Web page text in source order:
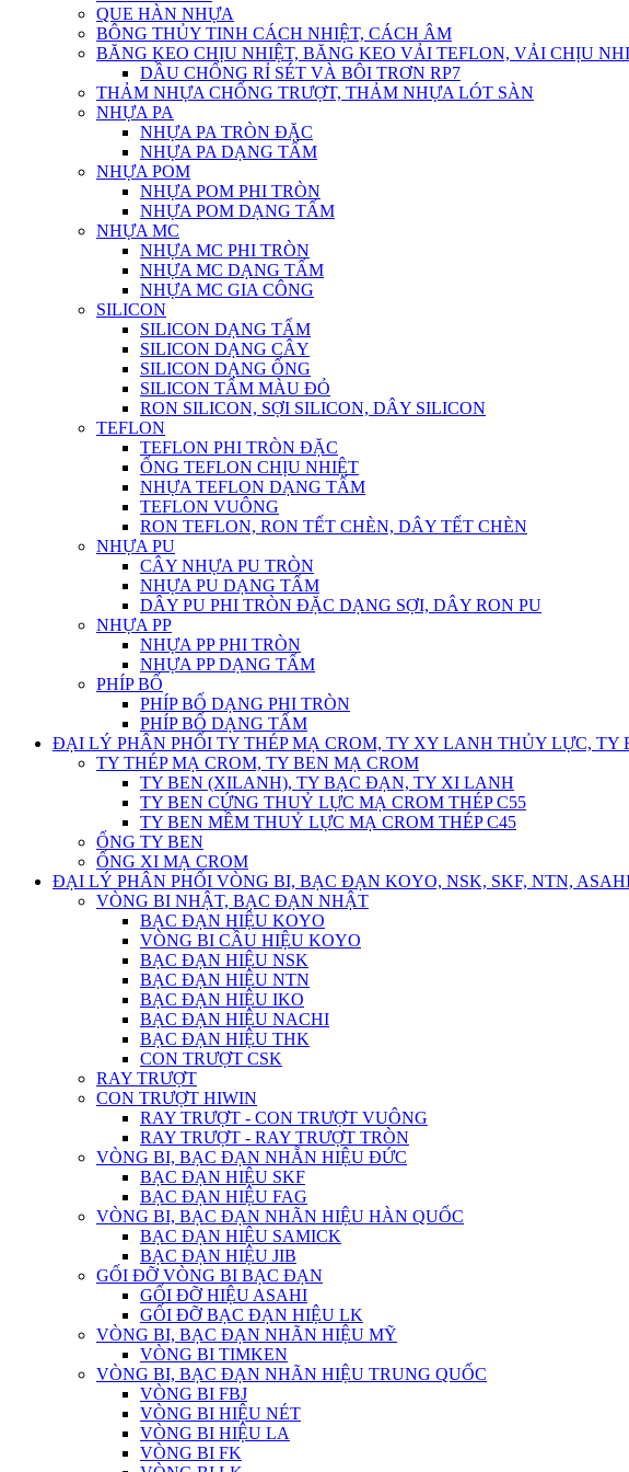
QUE HÀN NHỰA
BÔNG THỦY TINH CÁCH NHIỆT, CÁCH ÂM
BĂNG KEO CHỊU NHIỆT, BĂNG KEO VẢI TEFLON, VẢI CHỊU
DẦU CHỐNG RỈ SÉT VÀ BÔI TRƠN RP7
THẢM NHỰA CHỐNG TRƯỢT, THẢM NHỰA LÓT SÀN
NHỰA PA
NHỰA PA TRÒN ĐẶC
NHỰA PA DẠNG TẤM
NHỰA POM
NHỰA POM PHI TRÒN
NHỰA POM DẠNG TẤM
NHỰA MC
NHỰA MC PHI TRÒN
NHỰA MC DẠNG TẤM
NHỰA MC GIA CÔNG
SILICON
SILICON DẠNG TẤM
SILICON DẠNG CÂY
SILICON DẠNG ỐNG
SILICON TẤM MÀU ĐỎ
RON SILICON, SỢI SILICON, DÂY SILICON
TEFLON
TEFLON PHI TRÒN ĐẶC
ỐNG TEFLON CHỊU NHIỆT
NHỰA TEFLON DẠNG TẤM
TEFLON VUÔNG
RON TEFLON, RON TẾT CHÈN, DÂY TẾT CHÈN
NHỰA PU
CÂY NHỰA PU TRÒN
NHỰA PU DẠNG TẤM
DÂY PU PHI TRÒN ĐẶC DẠNG SỢI, DÂY RON PU
NHỰA PP
NHỰA PP PHI TRÒN
NHỰA PP DẠNG TẤM
PHÍP BỐ
PHÍP BỐ DẠNG PHI TRÒN
PHÍP BỐ DẠNG TẤM
ĐẠI LÝ PHÂN PHỐI TY THÉP MẠ CROM, TY XY LANH THỦY LỰC, TY
TY THÉP MẠ CROM, TY BEN MẠ CROM
TY BEN (XILANH), TY BẠC ĐẠN, TY XI LANH
TY BEN CỨNG THUỶ LỰC MẠ CROM THÉP C55
TY BEN MỀM THUỶ LỰC MẠ CROM THÉP C45
ỐNG TY BEN
ỐNG XI MẠ CROM
ĐẠI LÝ PHÂN PHỐI VÒNG BI, BẠC ĐẠN KOYO, NSK, SKF, NTN,
VÒNG BI NHẬT, BẠC ĐẠN NHẬT
BẠC ĐẠN HIỆU KOYO
VÒNG BI CẦU HIỆU KOYO
BẠC ĐẠN HIỆU NSK
BẠC ĐẠN HIỆU NTN
BẠC ĐẠN HIỆU IKO
BẠC ĐẠN HIỆU NACHI
BẠC ĐẠN HIỆU THK
CON TRƯỢT CSK
RAY TRƯỢT
CON TRƯỢT HIWIN
RAY TRƯỢT - CON TRƯỢT VUÔNG
RAY TRƯỢT - RAY TRƯỢT TRÒN
VÒNG BI, BẠC ĐẠN NHẴN HIỆU ĐỨC
BẠC ĐẠN HIỆU SKF
BẠC ĐẠN HIỆU FAG
VÒNG BI, BẠC ĐẠN NHÃN HIỆU HÀN QUỐC
BẠC ĐẠN HIỆU SAMICK
BẠC ĐẠN HIỆU JIB
GỐI ĐỠ VÒNG BI BẠC ĐẠN
GỐI ĐỠ HIỆU ASAHI
GỐI ĐỠ BẠC ĐẠN HIỆU LK
VÒNG BI, BẠC ĐẠN NHÃN HIỆU MỸ
VÒNG BI TIMKEN
VÒNG BI, BẠC ĐẠN NHÃN HIỆU TRUNG QUỐC
VÒNG BI FBJ
VÒNG BI HIỆU NÉT
VÒNG BI HIỆU LA
VÒNG BI FK